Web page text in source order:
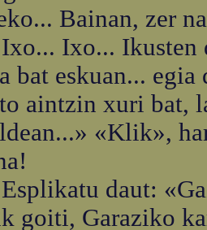
Bainan, zer
Ixo... Ikusten
bat eskuan...
aintzin xuri bat,
«Klik»,
daut:
goiti, Garaziko